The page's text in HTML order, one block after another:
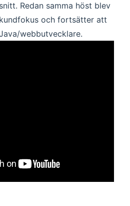
Redan samma höst blev
och fortsätter att
webbutvecklare.